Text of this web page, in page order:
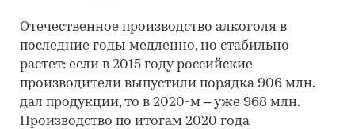
Отечественное производство алкоголя в
последние годы медленно, но стабильно
растет: если в 2015 году российские
производители выпустили порядка 906 млн.
дал продукции, то в 2020-м – уже 968 млн.
Производство по итогам 2020 года